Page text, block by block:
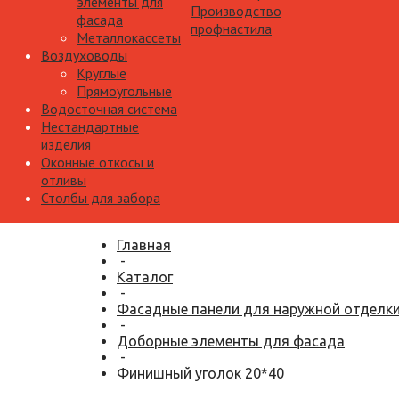
фасада
Металлокассеты
Воздуховоды
Круглые
Прямоугольные
Водосточная система
Нестандартные
изделия
Оконные откосы и
отливы
Столбы для забора
Производство
профнастила
Главная
-
Каталог
-
Фасадные панели для наружной отделки
-
Доборные элементы для фасада
-
Финишный уголок 20*40